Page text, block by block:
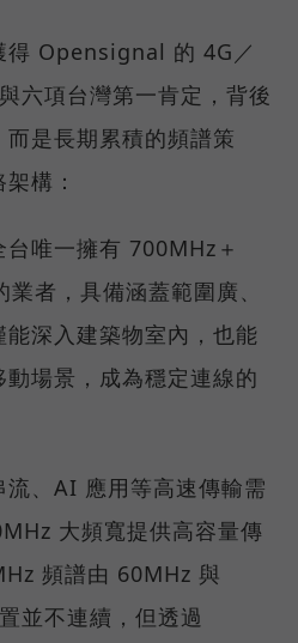
得 Opensignal 的 4G／
六項台灣第一肯定，背後
是長期累積的頻譜策
構：
唯一擁有 700MHz＋
者，具備涵蓋範圍廣、
深入建築物室內，也能
場景，成為穩定連線的
流、AI 應用等高速傳輸需
大頻寬提供高容量傳
頻譜由 60MHz 與
並不連續，但透過